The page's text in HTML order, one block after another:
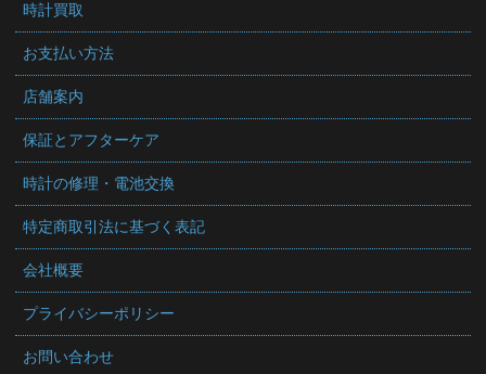
時計買取
お支払い方法
店舗案内
保証とアフターケア
時計の修理・電池交換
特定商取引法に基づく表記
会社概要
プライバシーポリシー
お問い合わせ